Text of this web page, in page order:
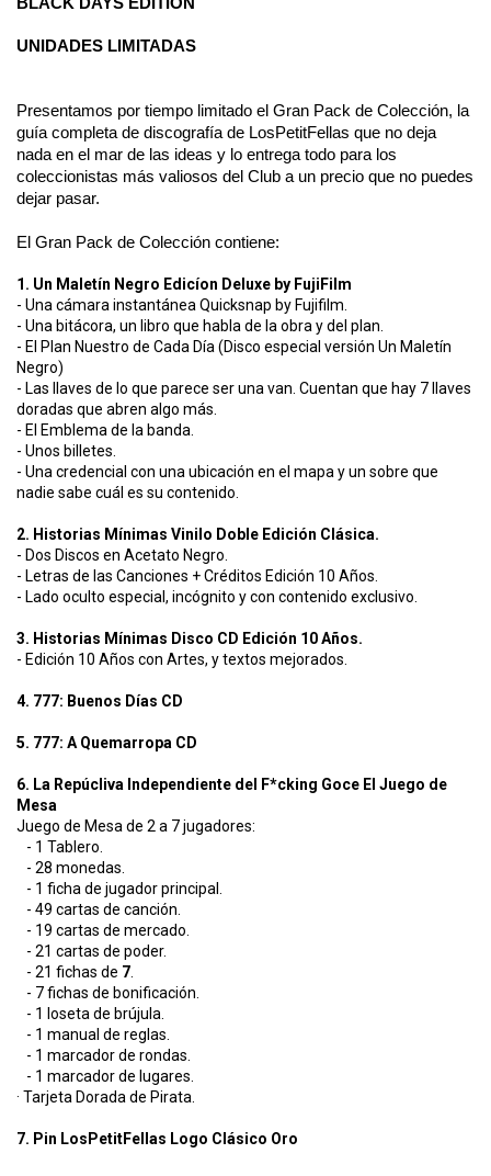
UNIDADES LIMITADAS
Presentamos por tiempo limitado el Gran Pack de Colección, la
guía completa de discografía de LosPetitFellas que no deja
nada en el mar de las ideas y lo entrega todo para los
coleccionistas más valiosos del Club a un precio que no puedes
dejar pasar.
El Gran Pack de Colección contiene:
1. Un Maletín Negro Edicíon Deluxe by FujiFilm
- Una cámara instantánea Quicksnap by Fujifilm.
- Una bitácora, un libro que habla de la obra y del plan.
- El Plan Nuestro de Cada Día (Disco especial versión Un Maletín
Negro)
- Las llaves de lo que parece ser una van. Cuentan que hay 7 llaves
doradas que abren algo más.
- El Emblema de la banda.
- Unos billetes.
- Una credencial con una ubicación en el mapa y un sobre que
nadie sabe cuál es su contenido.
2. Historias Mínimas Vinilo Doble Edición Clásica.
- Dos Discos en Acetato Negro.
- Letras de las Canciones + Créditos Edición 10 Años.
- Lado oculto especial, incógnito y con contenido exclusivo.
3. Historias Mínimas Disco CD Edición 10 Años.
- Edición 10 Años con Artes, y textos mejorados.
4. 777: Buenos Días CD
5. 777: A Quemarropa CD
6. La Repúcliva Independiente del F*cking Goce El Juego de
Mesa
Juego de Mesa de 2 a 7 jugadores:
- 1 Tablero.
- 28 monedas.
- 1 ficha de jugador principal.
- 49 cartas de canción.
- 19 cartas de mercado.
- 21 cartas de poder.
- 21 fichas de 7
- 7 fichas de bonificación.
- 1 loseta de brújula.
- 1 manual de reglas.
- 1 marcador de rondas.
- 1 marcador de lugares.
· Tarjeta Dorada de Pirata.
7. Pin LosPetitFellas Logo Clásico Oro